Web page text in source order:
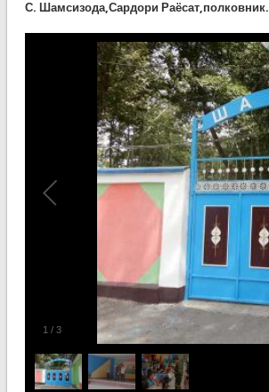
С. Шамсизода,Сардори Раёсат,полковник.
1 / 3